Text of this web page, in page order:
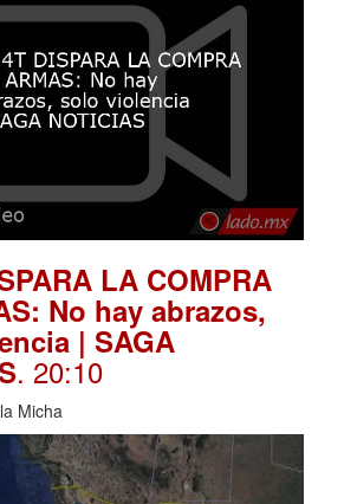
LA COMPRA
No hay abrazos,
| SAGA
. 20:10
Micha